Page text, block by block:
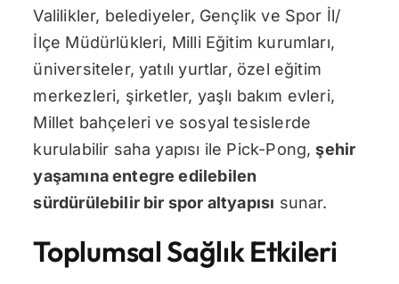
Valilikler, belediyeler, Gençlik ve Spor İl/
İlçe Müdürlükleri, Milli Eğitim kurumları,
üniversiteler, yatılı yurtlar, özel eğitim
merkezleri, şirketler, yaşlı bakım evleri,
Millet bahçeleri ve sosyal tesislerde
kurulabilir saha yapısı ile Pick-Pong,şehir
yaşamına entegre edilebilen
sürdürülebilir bir spor altyapısı sunar.
Toplumsal Sağlık Etkileri